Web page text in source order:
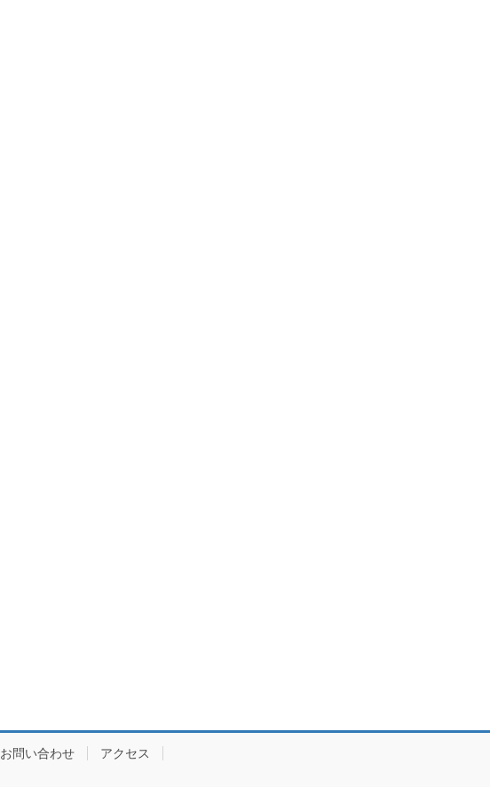
お問い合わせ アクセス